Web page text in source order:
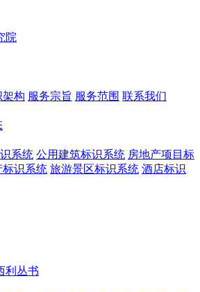
架构 服务宗旨 服务范围 联系我们
系统 公用建筑标识系统 房地产项目标
标识系统 旅游景区标识系统 酒店标识
利丛书